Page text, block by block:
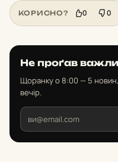
КОРИСНО? 0 0
Не проґав
Щоранку о 8:00 — 5 новин,
вечір.